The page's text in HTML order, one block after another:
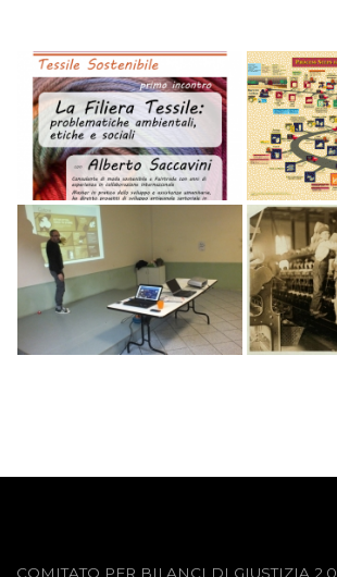
COMITATO PER BILANCI DI GIUSTIZIA 2.0